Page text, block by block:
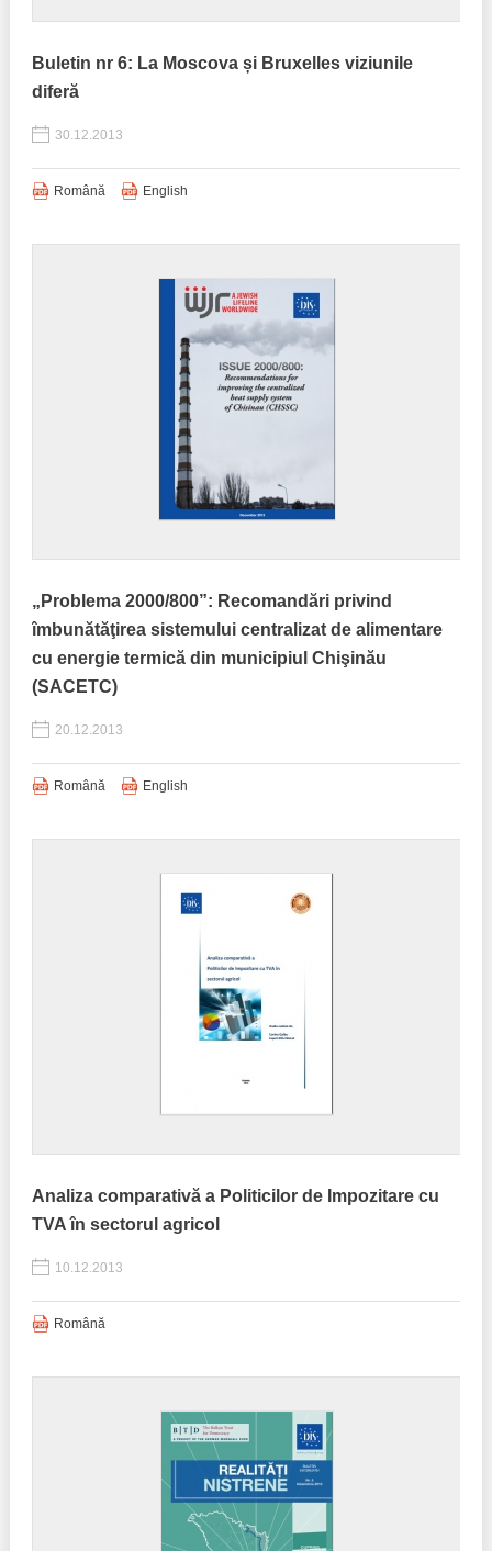
Buletin nr 6: La Moscova și Bruxelles viziunile
diferă
30.12.2013
Română English
„Problema 2000/800”: Recomandări privind
îmbunătăţirea sistemului centralizat de alimentare
cu energie termică din municipiul Chişinău
(SACETC)
20.12.2013
Română English
Analiza comparativă a Politicilor de Impozitare cu
TVA în sectorul agricol
10.12.2013
Română